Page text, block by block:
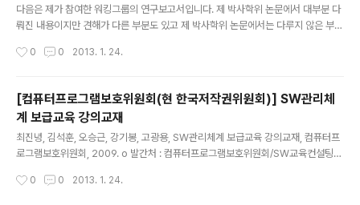
계약 조항 별 조사･분석 Ⅲ. 해외 ..
다음은 제가 참여한 워킹그룹의 연구보고서입니다. 제 박사학위 논문에서 대부분 다
뤄진 내용이지만 견해가 다른 부분도 있고 제 박사학위 논문에서는 다루지 않은 부분
조치: 법적, 기술적 재해석(워킹그룹 보고서), 한국저작권위원회, 2009.12.4. (공동
의 기술적 이해 Ⅰ. 역분석의 의의 Ⅱ. 역분석의 유형 제3장 SW 역분석의 법적 이해 Ⅰ.
저작권법상 SW 역분석 조항 Ⅱ. SW 역분석에 대한 법적 재해석 Ⅲ. SW 역분석 관련
국내외 판례 Ⅳ. 한·미 FTA 이행법안 검토 제4장 기술적보호조치의 기술적 이해 Ⅰ.
기술적보호조치의..
0 0 2013. 1. 24.
[컴퓨터프로그램보호위원회(현 한국저작권위원회)] SW관리체
계 보급교육 강의교재
최진녕, 김석훈, 오승근, 강기봉, 고광용, SW관리체계 보급교육 강의교재, 컴퓨터프
로그램보호위원회, 2009. o 발간처 : 컴퓨터프로그램보호위원회/SW교육컨설팅팀
속절차와 저작권 침해유형 - SW라이선스의 이해와 주요 SW저작권사 라이선스 정
0 0 2013. 1. 24.